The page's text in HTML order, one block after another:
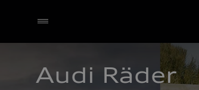
Audi Räder